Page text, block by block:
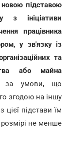
підставою
з ініціативи
працівника
у зв'язку із
та
або майна
за умови, що
згодою на іншу
цієї підстави їм
не менше